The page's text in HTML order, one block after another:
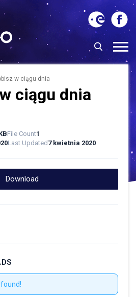
w ciągu dnia
ciągu dnia
File Count1
Last Updated7 kwietnia 2020
Download